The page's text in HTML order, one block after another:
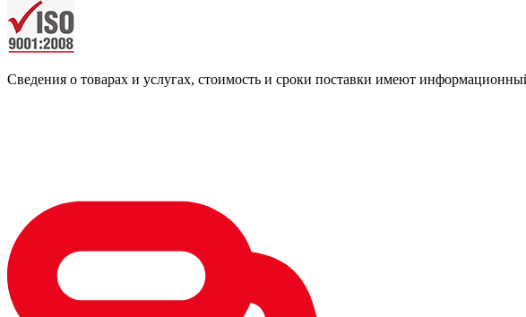
Сведения о товарах и услугах, стоимость и сроки поставки имеют